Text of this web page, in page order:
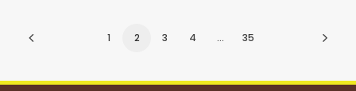
1 2 3 4 … 35